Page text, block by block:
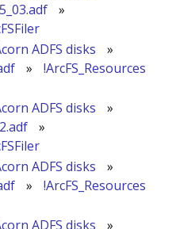
»
ADFS disks
»
»
!ArcFS_Resources
ADFS disks
»
»
ADFS disks
»
»
!ArcFS_Resources
ADFS disks »